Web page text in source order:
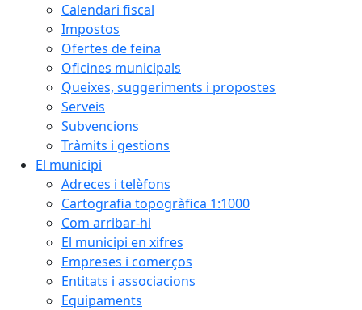
Calendari fiscal
Impostos
Ofertes de feina
Oficines municipals
Queixes, suggeriments i propostes
Serveis
Subvencions
Tràmits i gestions
El municipi
Adreces i telèfons
Cartografia topogràfica 1:1000
Com arribar-hi
El municipi en xifres
Empreses i comerços
Entitats i associacions
Equipaments